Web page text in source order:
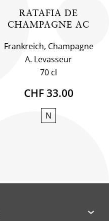
RATAFIA DE
CHAMPAGNE AC
Frankreich, Champagne
A. Levasseur
70 cl
CHF 33.00
N